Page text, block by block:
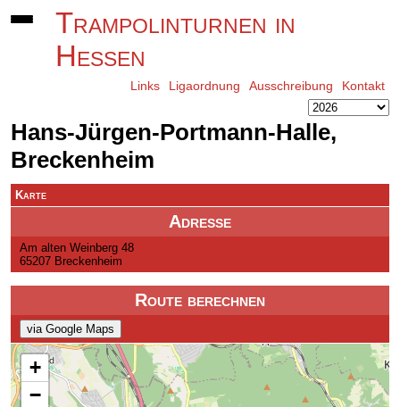
Trampolinturnen in
Hessen
Links Ligaordnung Ausschreibung Kontakt
Hans-Jürgen-Portmann-Halle,
Breckenheim
Adresse
Am alten Weinberg 48
65207 Breckenheim
Route berechnen
via Google Maps
Karte
+
−